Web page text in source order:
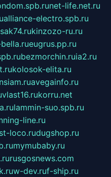
net-life.net.ru
alliance-electro.spb.ru
kinzozo-ru.ru
eugrus.pp.ru
bezmorchin.ruia2.ru
kolosok-elita.ru
avegainfo.ru
vlast16.rukorru.net
lammin-suo.spb.ru
line.ru
loco.rudugshop.ru
mymubaby.ru
rusgosnews.com
w-dev.ruf-ship.ru